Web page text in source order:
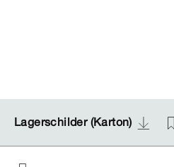
Lagerschilder (Karton)
Lagerschilder (Karton)